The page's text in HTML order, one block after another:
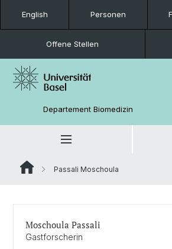
English Personen
Offene Stellen
Departement Biomedizin
Passali Moschoula
Moschoula Passali
Gastforscherin